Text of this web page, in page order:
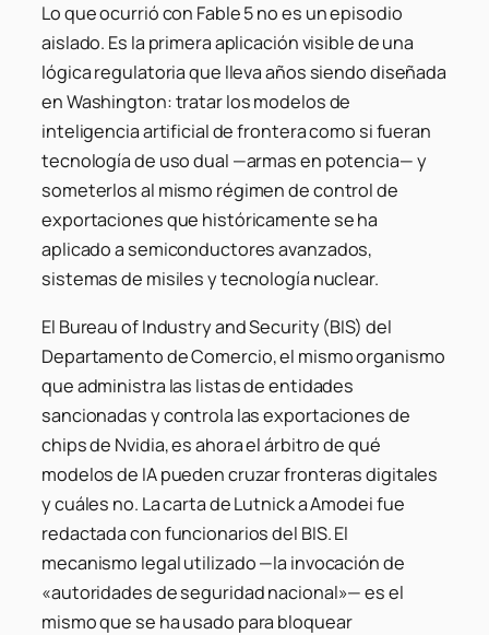
Lo que ocurrió con Fable 5 no es un episodio
aislado. Es la primera aplicación visible de una
lógica regulatoria que lleva años siendo diseñada
en Washington: tratar los modelos de
inteligencia artificial de frontera como si fueran
tecnología de uso dual —armas en potencia— y
someterlos al mismo régimen de control de
exportaciones que históricamente se ha
aplicado a semiconductores avanzados,
sistemas de misiles y tecnología nuclear.
El Bureau of Industry and Security (BIS) del
Departamento de Comercio, el mismo organismo
que administra las listas de entidades
sancionadas y controla las exportaciones de
chips de Nvidia, es ahora el árbitro de qué
modelos de IA pueden cruzar fronteras digitales
y cuáles no. La carta de Lutnick a Amodei fue
redactada con funcionarios del BIS. El
mecanismo legal utilizado —la invocación de
«autoridades de seguridad nacional»— es el
mismo que se ha usado para bloquear